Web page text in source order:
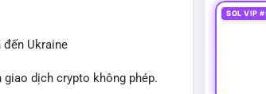
. KHÔNG dùng hashtag tên mô
Ukraine
dịch crypto không phép.
SOL VIP